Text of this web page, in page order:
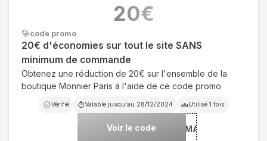
code promo
20€ d'économies sur tout le site SANS
minimum de commande
Obtenez une réduction de 20€ sur l'ensemble de la
boutique Monnier Paris à l'aide de ce code promo
Vérifié Valable jusqu'au 28/12/2024 Utilisé 1 fois
Voir le code
***NIERMORENASMARIE
20€